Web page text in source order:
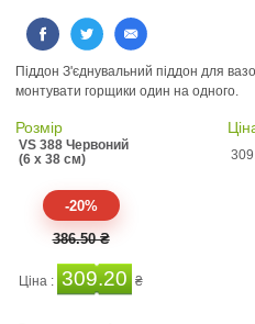
Піддон З'єднувальний піддон для
монтувати горщики один на одного.
Розмір
VS 388 Червоний
(6 x 38 см)
-20%
386.50 ₴
Ціна : 309.20 ₴